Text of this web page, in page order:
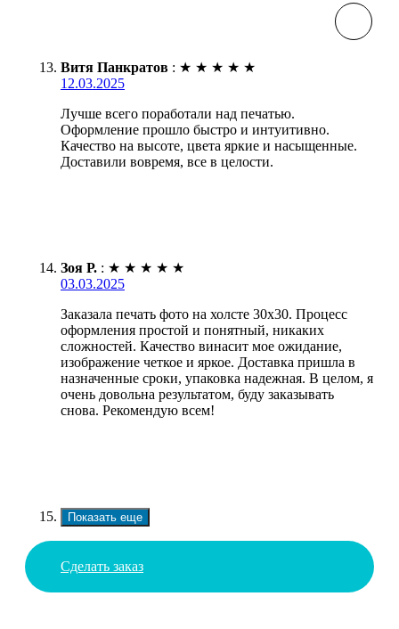
Витя Панкратов : ★ ★ ★ ★ ★
12.03.2025
Лучше всего поработали над печатью.
Оформление прошло быстро и интуитивно.
Качество на высоте, цвета яркие и насыщенные.
Доставили вовремя, все в целости.
Зоя Р. : ★ ★ ★ ★ ★
03.03.2025
Заказала печать фото на холсте 30х30. Процесс
оформления простой и понятный, никаких
сложностей. Качество винасит мое ожидание,
изображение четкое и яркое. Доставка пришла в
назначенные сроки, упаковка надежная. В целом, я
очень довольна результатом, буду заказывать
снова. Рекомендую всем!
Показать еще
Сделать заказ